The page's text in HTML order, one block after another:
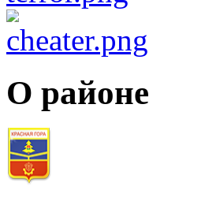
О районе